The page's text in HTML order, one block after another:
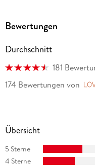
Laura Kneidl
heute in Leipzig, wo ihre
Bewertungen
Durchschnitt
181
174 Bewertungen von
Übersicht
5 Sterne
4 Sterne